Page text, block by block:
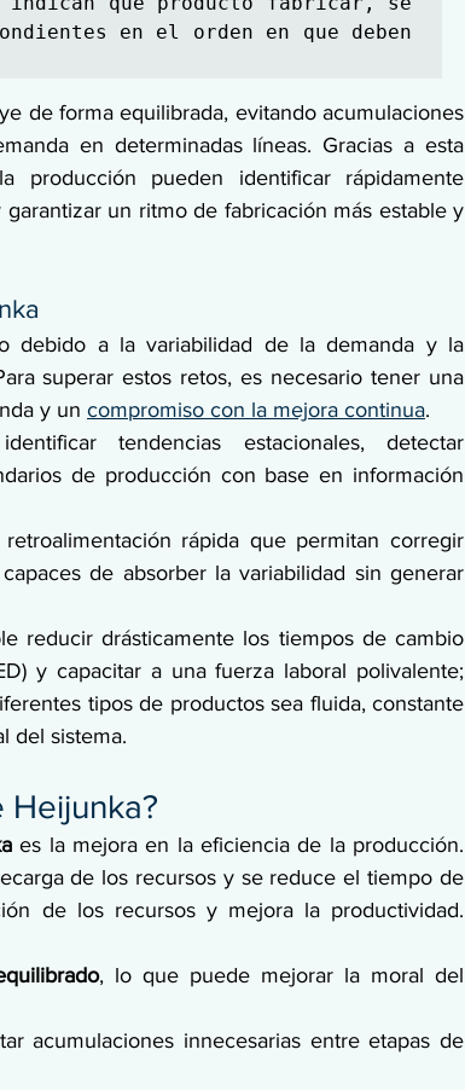
en el orden en que deben
de forma equilibrada, evitando acumulaciones
en determinadas líneas. Gracias a esta
producción pueden identificar rápidamente
un ritmo de fabricación más estable y
debido a la variabilidad de la demanda y la
superar estos retos, es necesario tener una
y un compromiso con la mejora continua.
tendencias estacionales, detectar
de producción con base en información
rápida que permitan corregir
de absorber la variabilidad sin generar
reducir drásticamente los tiempos de cambio
y capacitar a una fuerza laboral polivalente;
tipos de productos sea fluida, constante
del sistema.
Heijunka?
es la mejora en la eficiencia de la producción.
de los recursos y se reduce el tiempo de
de los recursos y mejora la productividad.
, lo que puede mejorar la moral del
acumulaciones innecesarias entre etapas de